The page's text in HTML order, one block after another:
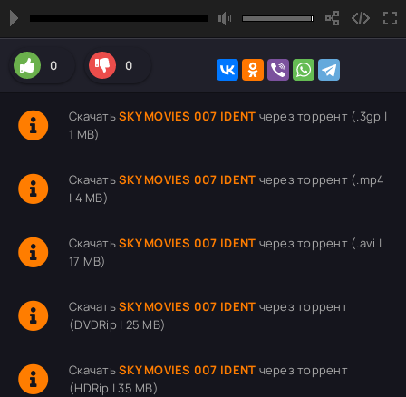
0 0
СкачатьSKY MOVIES 007 IDENT через торрент (.3gp |
1 MB)
СкачатьSKY MOVIES 007 IDENT через торрент (.mp4
| 4 MB)
СкачатьSKY MOVIES 007 IDENT через торрент (.avi |
17 MB)
СкачатьSKY MOVIES 007 IDENT через торрент
(DVDRip | 25 MB)
СкачатьSKY MOVIES 007 IDENT через торрент
(HDRip | 35 MB)